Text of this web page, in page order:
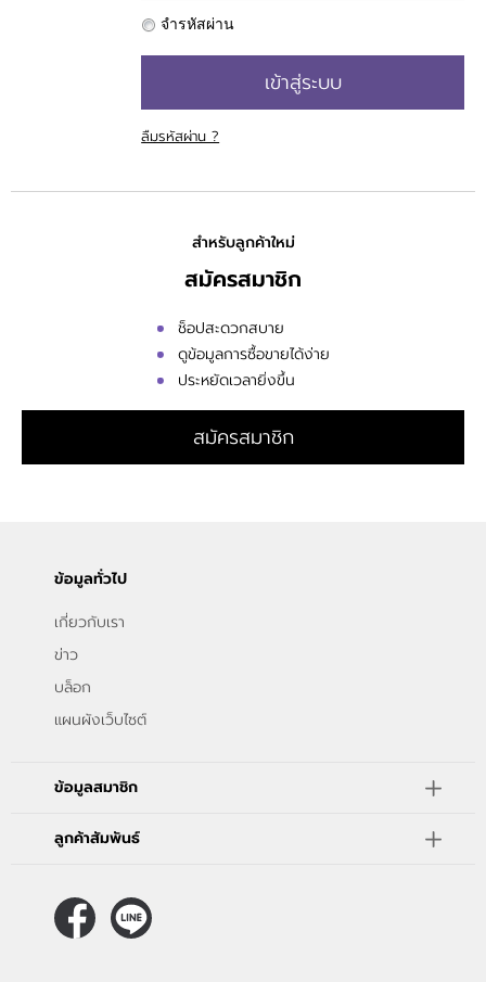
จำรหัสผ่าน
เข้าสู่ระบบ
ลืมรหัสผ่าน ?
สมัครสมาชิก
สำหรับลูกค้าใหม่
ช็อปสะดวกสบาย
ดูข้อมูลการซื้อขายได้ง่าย
ประหยัดเวลายิ่งขึ้น
สมัครสมาชิก
ข้อมูลทั่วไป
เกี่ยวกับเรา
ข่าว
บล็อก
แผนผังเว็บไซต์
ข้อมูลสมาชิก
ลูกค้าสัมพันธ์